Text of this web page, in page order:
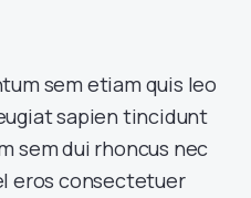
sem etiam quis leo
sapien tincidunt
sem dui rhoncus nec
eros consectetuer